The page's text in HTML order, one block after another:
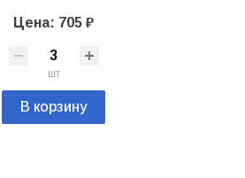
Цена: 705 ₽
шт
В корзину